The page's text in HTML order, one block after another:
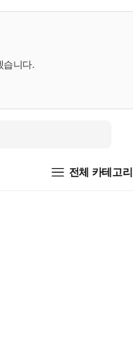
습니다.
전체 카테고리